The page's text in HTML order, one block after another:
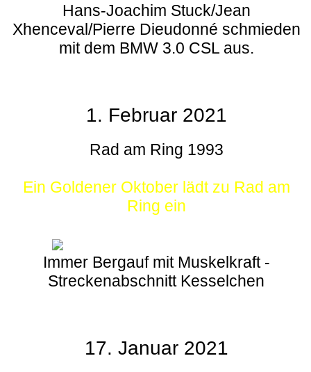
Hans-Joachim Stuck/Jean
Xhenceval/Pierre Dieudonné schmieden
mit dem BMW 3.0 CSL aus.
1. Februar 2021
Rad am Ring 1993
Ein Goldener Oktober lädt zu Rad am
Ring ein
Immer Bergauf mit Muskelkraft -
Streckenabschnitt Kesselchen
17. Januar 2021